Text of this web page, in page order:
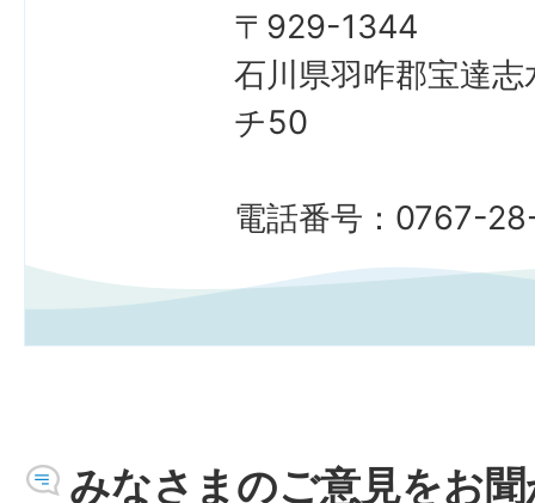
〒929-1344
石川県羽咋郡宝達志
チ50
電話番号：0767-
みなさまのご意見をお